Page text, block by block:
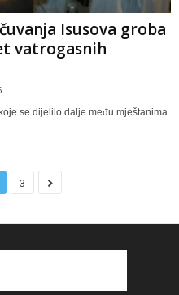
Isusova groba
vatrogasnih
se dijelilo dalje među mještanima.
3